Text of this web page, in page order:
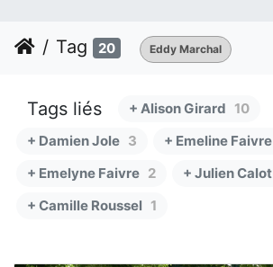
Tag 20 Eddy Marchal
Tags liés + Alison Girard 10
+ Damien Jole 3 + Emeline Faivre
+ Emelyne Faivre 2 + Julien Calot
+ Camille Roussel 1